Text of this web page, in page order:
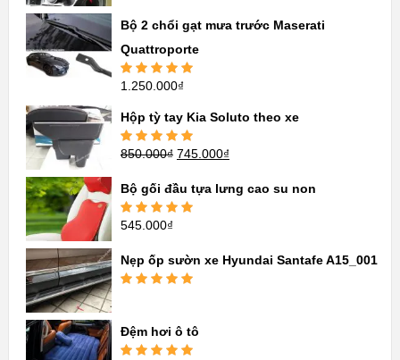
sao
Bộ 2 chổi gạt mưa trước Maserati
Quattroporte
Được xếp
sao
1.250.000₫
Hộp tỳ tay Kia Soluto theo xe
Được xếp
sao
850.000₫ 745.000₫
Bộ gối đầu tựa lưng cao su non
Được xếp
545.000₫
Nẹp ốp sườn xe Hyundai Santafe A15_001
sao
Đệm hơi ô tô